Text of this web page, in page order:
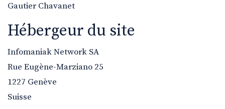
Gautier Chavanet
Hébergeur du site
Infomaniak Network SA
Rue Eugène-Marziano 25
1227 Genève
Suisse